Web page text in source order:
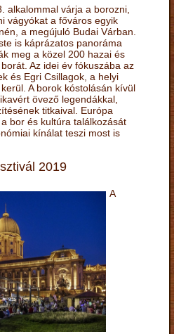
alkalommal várja a borozni,
vágyókat a főváros egyik
a megújuló Budai Várban.
is káprázatos panoráma
meg a közel 200 hazai és
Az idei év fókuszába az
és Egri Csillagok, a helyi
A borok kóstolásán kívül
övező legendákkal,
titkaival. Európa
bor és kultúra találkozását
kínálat teszi most is
2019
A